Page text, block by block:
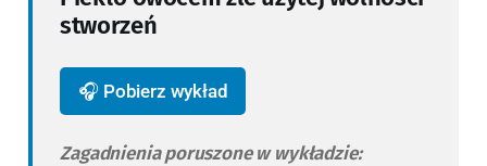
stworzeń
🎧 Pobierz wykład
Zagadnienia poruszone w wykładzie: